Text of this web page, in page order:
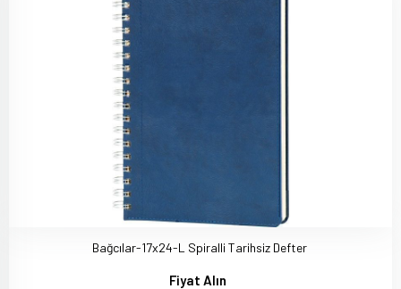
Bağcılar-17x24-L Spiralli Tarihsiz Defter
Fiyat Alın